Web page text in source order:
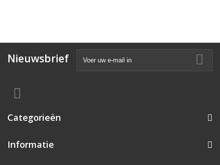
Nieuwsbrief
Categorieën
Informatie